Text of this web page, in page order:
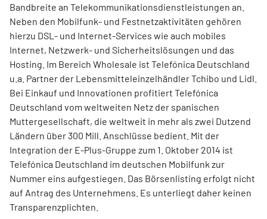
Bandbreite an Telekommunikationsdienstleistungen an.
Neben den Mobilfunk- und Festnetzaktivitäten gehören
hierzu DSL- und Internet-Services wie auch mobiles
Internet, Netzwerk- und Sicherheitslösungen und das
Hosting. Im Bereich Wholesale ist Telefónica Deutschland
u.a. Partner der Lebensmitteleinzelhändler Tchibo und Lidl.
Bei Einkauf und Innovationen profitiert Telefónica
Deutschland vom weltweiten Netz der spanischen
Muttergesellschaft, die weltweit in mehr als zwei Dutzend
Ländern über 300 Mill. Anschlüsse bedient. Mit der
Integration der E-Plus-Gruppe zum 1. Oktober 2014 ist
Telefónica Deutschland im deutschen Mobilfunk zur
Nummer eins aufgestiegen. Das Börsenlisting erfolgt nicht
auf Antrag des Unternehmens. Es unterliegt daher keinen
Transparenzplichten.